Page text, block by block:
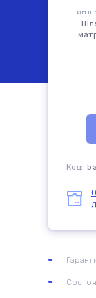
Тип
Код: